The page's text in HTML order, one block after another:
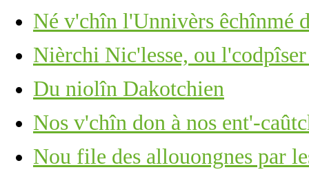
Né v'chîn l'Unnivèrs êchînmé
Nièrchi Nic'lesse, ou l'codpîser
Du niolîn Dakotchien
Nos v'chîn don à nos ent'-
Nou file des allouongnes par